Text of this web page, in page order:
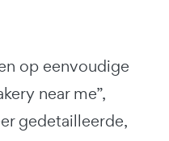
op eenvoudige
near me”,
gedetailleerde,